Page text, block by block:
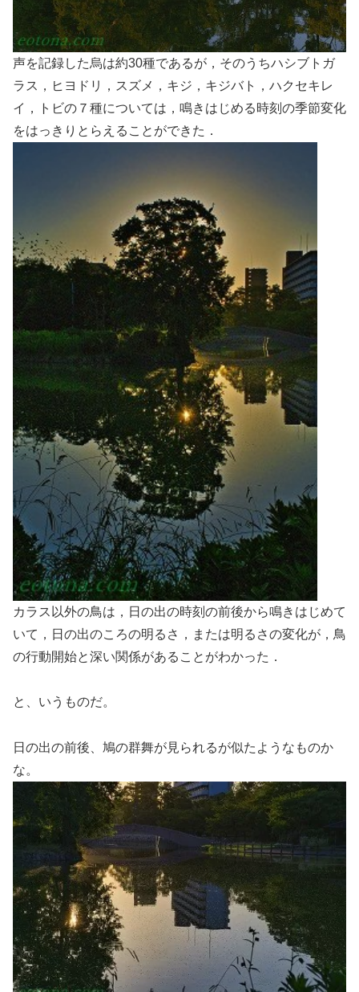
声を記録した烏は約30種であるが，そのうちハシブトガ
ラス，ヒヨドリ，スズメ，キジ，キジバト，ハクセキレ
イ，トビの７種については，鳴きはじめる時刻の季節変化
をはっきりとらえることができた．
カラス以外の鳥は，日の出の時刻の前後から鳴きはじめて
いて，日の出のころの明るさ，または明るさの変化が，鳥
の行動開始と深い関係があることがわかった．
と、いうものだ。
日の出の前後、鳩の群舞が見られるが似たようなものか
な。